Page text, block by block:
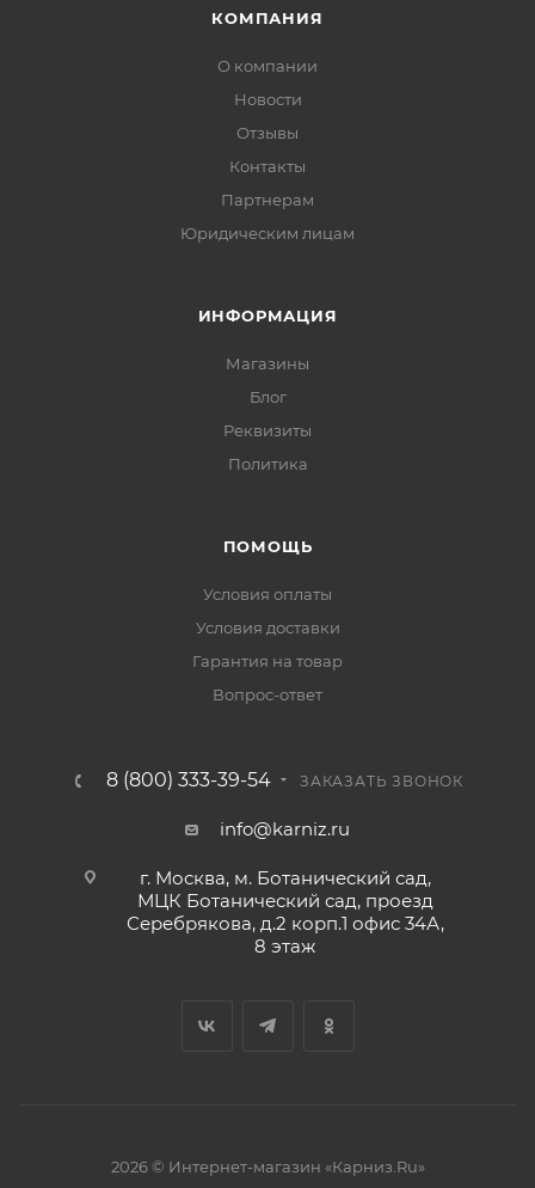
КОМПАНИЯ
О компании
Новости
Отзывы
Контакты
Партнерам
Юридическим лицам
ИНФОРМАЦИЯ
Магазины
Блог
Реквизиты
Политика
ПОМОЩЬ
Условия оплаты
Условия доставки
Гарантия на товар
Вопрос-ответ
8 (800) 333-39-54 ЗАКАЗАТЬ ЗВОНОК
info@karniz.ru
г. Москва, м. Ботанический сад,
МЦК Ботанический сад, проезд
Серебрякова, д.2 корп.1 офис 34А,
8 этаж
2026 © Интернет-магазин «Карниз.Ru»